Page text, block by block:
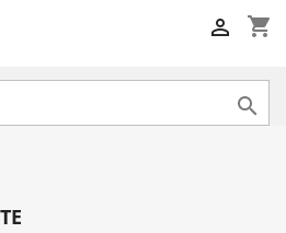
shopping_cart

